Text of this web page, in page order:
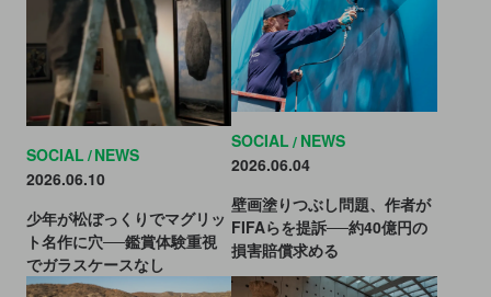
SOCIAL NEWS
2026.06.10
少年が松ぼっくりでマグリッ
ト名作に穴──鑑賞体験重視
でガラスケースなし
SOCIAL NEWS
2026.06.04
壁画塗りつぶし問題、作者が
FIFAらを提訴──約40億円の
損害賠償求める